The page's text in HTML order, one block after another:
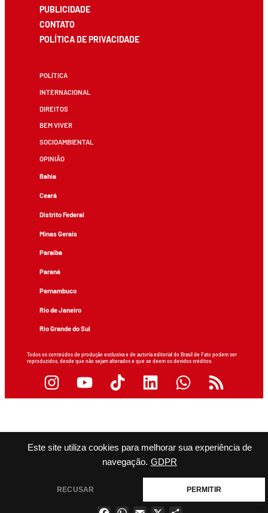
Este site utiliza cookies para melhorar sua experiência de
navegação. GDPR
RECUSAR PERMITIR
PUBLICIDADE
CONTATO
POLÍTICA DE PRIVACIDADE
POLÍTICA
INTERNACIONAL
DIREITOS
BEM VIVER
SOCIOAMBIENTAL
OPINIÃO
Bahia
Ceará
Distrito Federal
Minas Gerais
Paraíba
Paraná
Pernambuco
Rio de Janeiro
Rio Grande do Sul
Todos os conteúdos de produção exclusiva e de autoria editorial do Brasil de Fato podem ser
reproduzidos, desde que não sejam alterados e que se deem os devidos créditos.